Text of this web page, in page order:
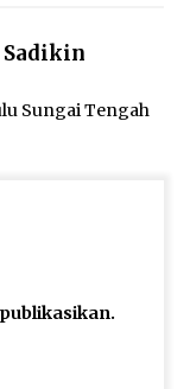
Sadikin
Sungai Tengah